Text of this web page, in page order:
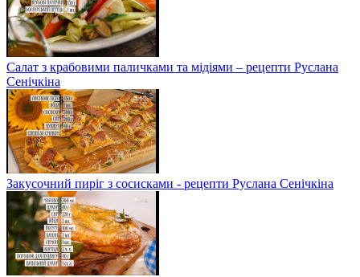
Салат з крабовими паличками та мідіями – рецепти Руслана
Сенічкіна
Закусочний пиріг з сосисками - рецепти Руслана Сенічкіна